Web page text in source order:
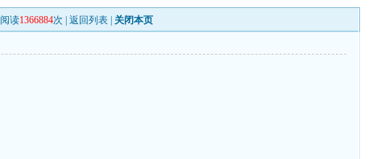
阅读1366884次 |返回列表 关闭本页